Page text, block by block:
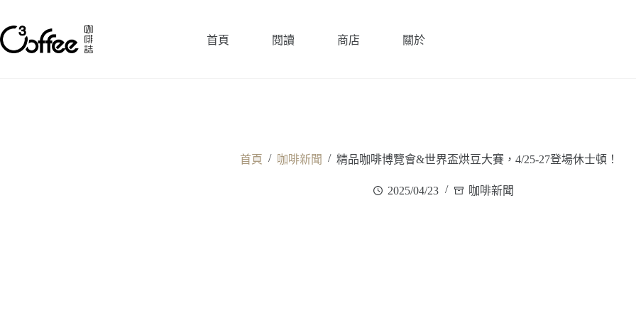
至
主
首頁 閱讀 商店 關於
首頁 / 咖啡新聞 / 精品咖啡博覽會&世界盃烘豆大賽，4/25-27登場休士頓！
2025/04/23 咖啡新聞